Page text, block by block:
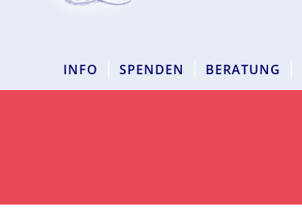
INFO SPENDEN BERATUNG